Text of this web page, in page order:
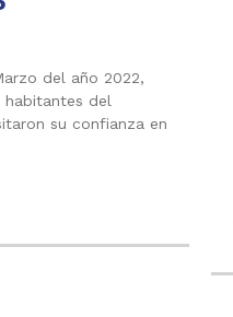
del año 2022,
habitantes del
su confianza en